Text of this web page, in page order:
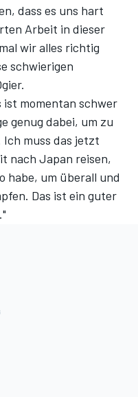
dass es uns hart
Arbeit in dieser
wir alles richtig
schwierigen
ist momentan schwer
genug dabei, um zu
Ich muss das jetzt
nach Japan reisen,
habe, um überall und
Das ist ein guter